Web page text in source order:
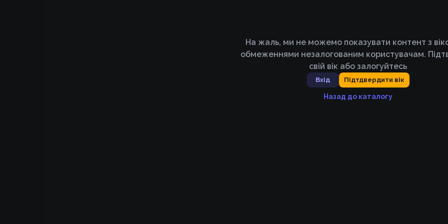
На жаль, ми не можемо показувати контент з
обмеженнями незалогованим користувачам.
свій вік або залогуйтесь
Вхід Підтдвердити вік
Назад до каталогу